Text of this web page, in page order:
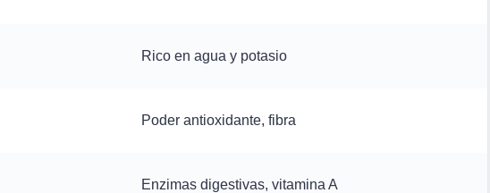
Rico en agua y potasio
Poder antioxidante, fibra
Enzimas digestivas, vitamina A